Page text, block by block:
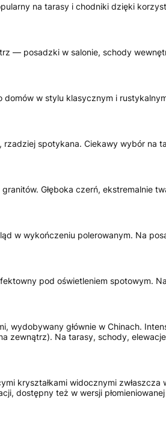
na tarasy i chodniki dzięki
— posadzki w salonie, schody
w stylu klasycznym i
spotykana. Ciekawy wybór na
Głęboka czerń, ekstremalnie
w wykończeniu polerowanym. Na
pod oświetleniem spotowym.
wydobywany głównie w Chinach.
zewnątrz). Na tarasy, schody,
kryształkami widocznymi
dostępny też w wersji